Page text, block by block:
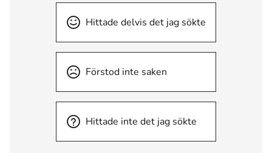
Hittade delvis det jag sökte
Förstod inte saken
Hittade inte det jag sökte